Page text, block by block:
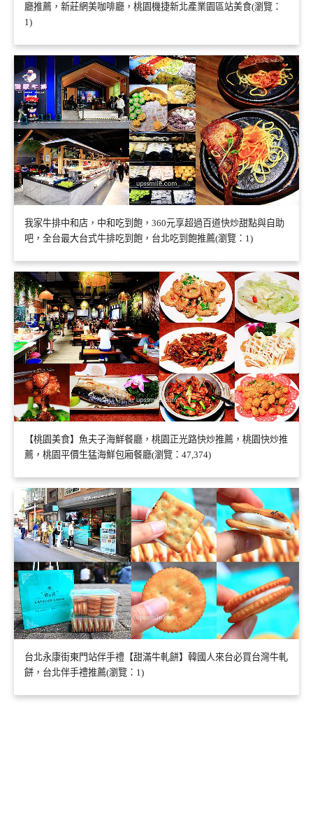
廳推薦，新莊網美咖啡廳，桃園機捷新北產業園區站美食(瀏覽：
1)
我家牛排中和店，中和吃到飽，360元享超過百道快炒甜點與自助
吧，全台最大台式牛排吃到飽，台北吃到飽推薦(瀏覽：1)
【桃園美食】魚夫子海鮮餐廳，桃園正光路快炒推薦，桃園快炒推
薦，桃園平價生猛海鮮包廂餐廳(瀏覽：47,374)
台北永康街東門站伴手禮【甜滿牛軋餅】韓國人來台必買台灣牛軋
餅，台北伴手禮推薦(瀏覽：1)